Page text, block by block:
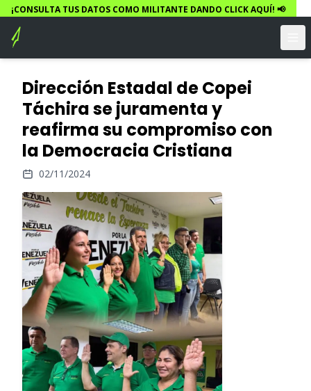
¡CONSULTA TUS DATOS COMO MILITANTE DANDO CLICK AQUÍ! 📢
Dirección Estadal de Copei
Táchira se juramenta y
reafirma su compromiso con
la Democracia Cristiana
02/11/2024